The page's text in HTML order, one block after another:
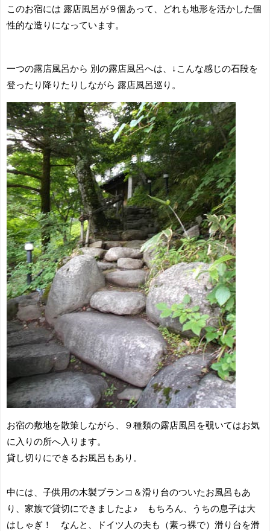
このお宿には 露店風呂が９個あって、どれも地形を活かした個
性的な造りになっています。
一つの露店風呂から 別の露店風呂へは、↓こんな感じの石段を
登ったり降りたりしながら 露店風呂巡り。
お宿の敷地を散策しながら、９種類の露店風呂を覗いてはお気
に入りの所へ入ります。
貸し切りにできるお風呂もあり。
中には、子供用の木製ブランコ＆滑り台のついたお風呂もあ
り、家族で貸切にできましたよ♪ もちろん、うちの息子は大
はしゃぎ！ なんと、ドイツ人の夫も（素っ裸で）滑り台を滑